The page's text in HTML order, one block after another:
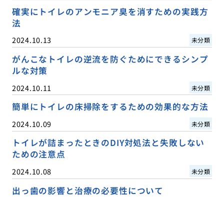
確実にトイレのアンモニア臭を消すための実践方
法
2024.10.13 未分類
がんこなトイレの逆流を防ぐためにできるシンプ
ルな対策
2024.10.11 未分類
簡単にトイレの床掃除をするための効果的な方法
2024.10.09 未分類
トイレが詰まったときのDIY対処法と失敗しない
ための注意点
2024.10.08 未分類
出っ歯の影響と治療の必要性について